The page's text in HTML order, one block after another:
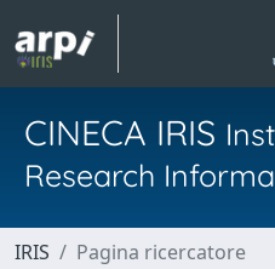
CINECA IRIS
Research
IRIS Pagina ricercatore